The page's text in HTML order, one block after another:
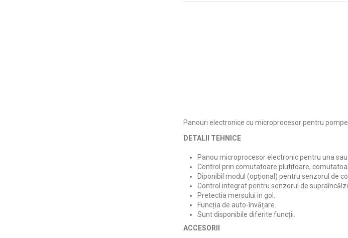
Panouri electronice cu microprocesor pentru
DETALII TEHNICE
Panou microprocesor electronic pentru una
Control prin comutatoare plutitoare,
Diponibil modul (opțional) pentru senzorul de
Control integrat pentru senzorul de
Pretectia mersului in gol.
Funcția de auto-învățare.
Sunt disponibile diferite funcții.
ACCESORII